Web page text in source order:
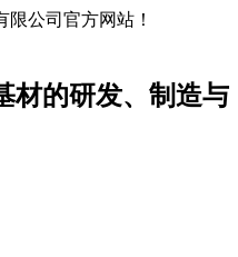
限公司官方网站！
材的研发、制造与